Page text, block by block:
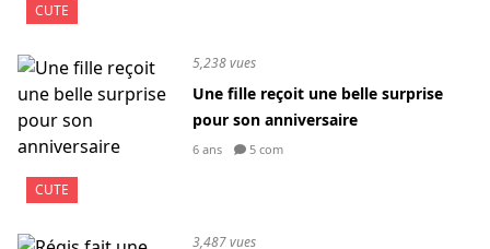
CUTE
CUTE
5,238 vues
Une fille reçoit une belle surprise
pour son anniversaire
6 ans 5 com
3,487 vues